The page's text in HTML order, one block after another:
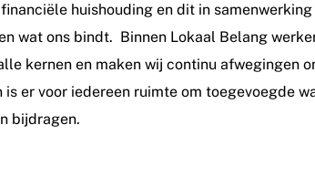
huishouding en dit in
wat ons bindt. Binnen Lokaal Belang
kernen en maken wij continu afwegingen
er voor iedereen ruimte om toegevoegde
bijdragen.